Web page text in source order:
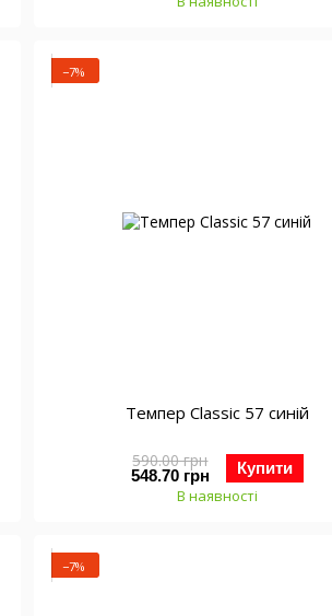
−7%
Темпер Classic 57 синій
590.00 грн
548.70 грн Купити
В наявності
−7%